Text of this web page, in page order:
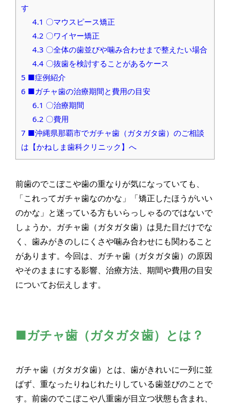
す
4.1 〇マウスピース矯正
4.2 〇ワイヤー矯正
4.3 〇全体の歯並びや噛み合わせまで整えたい場合
4.4 〇抜歯を検討することがあるケース
5 ■症例紹介
6 ■ガチャ歯の治療期間と費用の目安
6.1 〇治療期間
6.2 〇費用
7 ■沖縄県那覇市でガチャ歯（ガタガタ歯）のご相談
は【かねしま歯科クリニック】へ
前歯のでこぼこや歯の重なりが気になっていても、
「これってガチャ歯なのかな」「矯正したほうがいい
のかな」と迷っている方もいらっしゃるのではないで
しょうか。ガチャ歯（ガタガタ歯）は見た目だけでな
く、歯みがきのしにくさや噛み合わせにも関わること
があります。今回は、ガチャ歯（ガタガタ歯）の原因
やそのままにする影響、治療方法、期間や費用の目安
についてお伝えします。
■ガチャ歯（ガタガタ歯）とは？
ガチャ歯（ガタガタ歯）とは、歯がきれいに一列に並
ばず、重なったりねじれたりしている歯並びのことで
す。前歯のでこぼこや八重歯が目立つ状態も含まれ、